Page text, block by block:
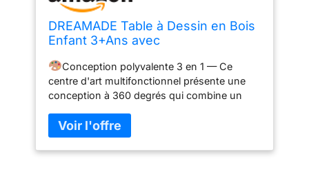
DREAMADE Table à Dessin en Bois
Enfant 3+Ans avec
Double Face avec Table
d’Art&Bibliothèque&Porte-Rouleau
de Papier&Marqueur (Gris, avec
Chevalet)
Conception polyvalente 3 en 1 — Ce
centre d'art multifonctionnel présente une
conception à 360 degrés qui combine un
banc et une étagère.
réglable — Le chevalet double face (tableau
noir facile à écrire et tableau blanc